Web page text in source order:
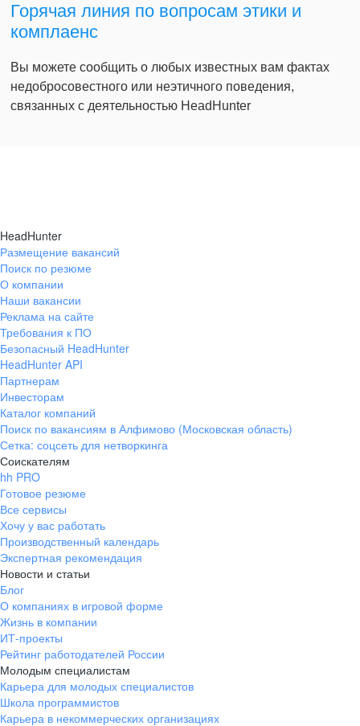
Горячая линия по вопросам этики и
комплаенс
Вы можете сообщить о любых известных вам фактах
недобросовестного или неэтичного поведения,
связанных с деятельностью HeadHunter
HeadHunter
Размещение вакансий
Поиск по резюме
О компании
Наши вакансии
Реклама на сайте
Требования к ПО
Безопасный HeadHunter
HeadHunter API
Партнерам
Инвесторам
Каталог компаний
Поиск по вакансиям в Алфимово (Московская область)
Сетка: соцсеть для нетворкинга
Соискателям
hh PRO
Готовое резюме
Все сервисы
Хочу у вас работать
Производственный календарь
Экспертная рекомендация
Новости и статьи
Блог
О компаниях в игровой форме
Жизнь в компании
ИТ-проекты
Рейтинг работодателей России
Молодым специалистам
Карьера для молодых специалистов
Школа программистов
Карьера в некоммерческих организациях